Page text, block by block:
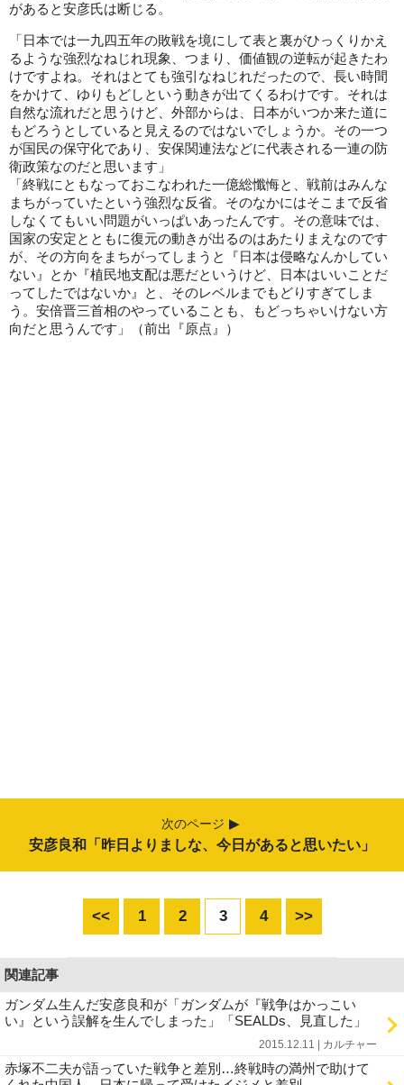
があると安彦氏は断じる。
「日本では一九四五年の敗戦を境にして表と裏がひっくりかえ
るような強烈なねじれ現象、つまり、価値観の逆転が起きたわ
けですよね。それはとても強引なねじれだったので、長い時間
をかけて、ゆりもどしという動きが出てくるわけです。それは
自然な流れだと思うけど、外部からは、日本がいつか来た道に
もどろうとしていると見えるのではないでしょうか。その一つ
が国民の保守化であり、安保関連法などに代表される一連の防
衛政策なのだと思います」
「終戦にともなっておこなわれた一億総懺悔と、戦前はみんな
まちがっていたという強烈な反省。そのなかにはそこまで反省
しなくてもいい問題がいっぱいあったんです。その意味では、
国家の安定とともに復元の動きが出るのはあたりまえなのです
が、その方向をまちがってしまうと『日本は侵略なんかしてい
ない』とか『植民地支配は悪だというけど、日本はいいことだ
ってしたではないか』と、そのレベルまでもどりすぎてしま
う。安倍晋三首相のやっていることも、もどっちゃいけない方
向だと思うんです」（前出『原点』）
次のページ
安彦良和「昨日よりましな、今日があると思いたい」
<< 1 2 3 4 >>
関連記事
ガンダム生んだ安彦良和が「ガンダムが『戦争はかっこい
い』という誤解を生んでしまった」「SEALDs、見直した」
2015.12.11 | カルチャー
赤塚不二夫が語っていた戦争と差別…終戦時の満州で助けて